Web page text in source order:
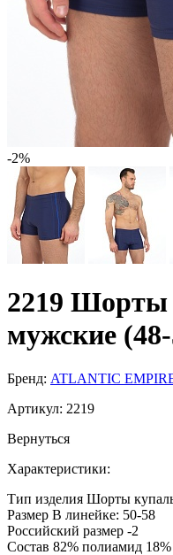
-2%
2219 Шорты
мужские
Бренд: ATLANTIC
Артикул: 2219
Вернуться
Характеристики:
Тип изделия Шорты
Размер В линейке: 50-58
Российский размер -2
Состав 82% полиамид 18%